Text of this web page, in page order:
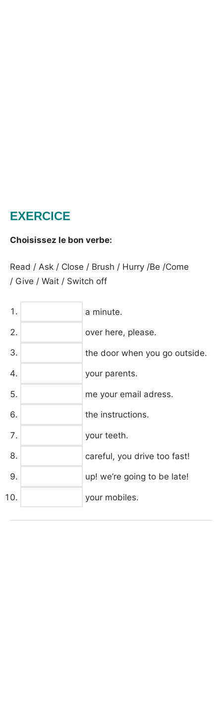
EXERCICE
Choisissez le bon verbe:
Read / Ask / Close / Brush / Hurry /Be /Come
/ Give / Wait / Switch off
a minute.
over here, please.
the door when you go outside.
your parents.
me your email adress.
the instructions.
your teeth.
careful, you drive too fast!
up! we’re going to be late!
your mobiles.